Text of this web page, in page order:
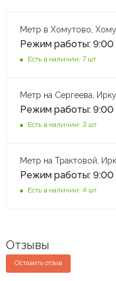
Метр в Хомутово,
Режим работы:
Есть в наличии: 7 шт
Метр на Сергеева,
Режим работы:
Есть в наличии: 3 шт
Метр на Трактовой,
Режим работы:
Есть в наличии: 4 шт
Отзывы
Оставить отзыв